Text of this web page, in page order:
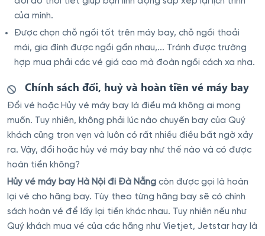
của mình.
Được chọn chỗ ngồi tốt trên máy bay, chỗ ngồi thoải
mái, gia đình được ngồi gần nhau,... Tránh được trường
hợp mua phải các vé giá cao mà đoàn ngồi cách xa nha.
Chính sách đổi, huỷ và hoàn tiền vé máy bay
Đổi vé hoặc Hủy vé máy bay là điều mà không ai mong
muốn. Tuy nhiên, không phải lúc nào chuyến bay của Quý
khách cũng trọn vẹn và luôn có rất nhiều điều bất ngờ xảy
ra. Vậy, đổi hoặc hủy vé máy bay như thế nào và có được
hoàn tiền không?
Hủy vé máy bay Hà Nội đi Đà Nẵng còn được gọi là hoàn
lại vé cho hãng bay. Tùy theo từng hãng bay sẽ có chính
sách hoàn vé để lấy lại tiền khác nhau. Tuy nhiên nếu như
Quý khách mua vé của các hãng như Vietjet, Jetstar hay là